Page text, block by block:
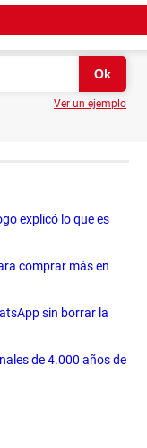
Ver un ejemplo
explicó lo que es
comprar más en
sin borrar la
de 4.000 años de